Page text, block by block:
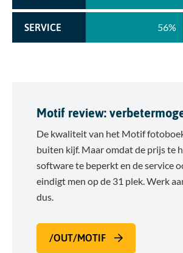
SERVICE 56%
Motif review:
De kwaliteit van het Motif
buiten kijf. Maar omdat de prijs te
software te beperkt en de service
eindigt men op de 31 plek. Werk
dus.
/OUT/MOTIF